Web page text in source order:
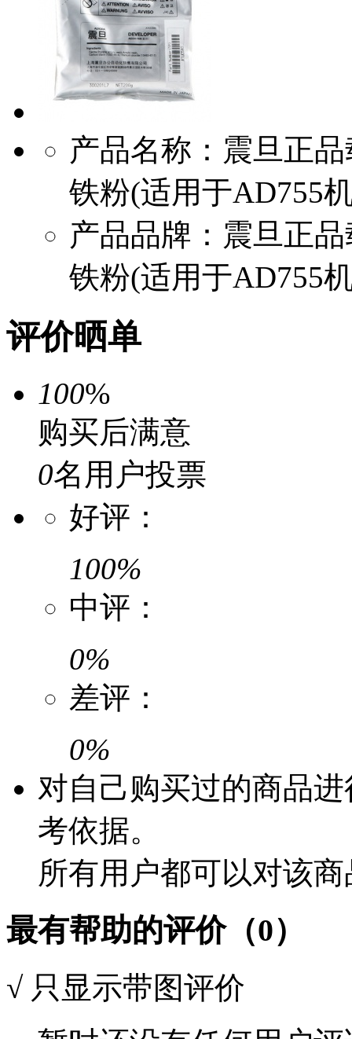
产品名称：震旦正
铁粉(适用于AD755
产品品牌：震旦正
铁粉(适用于AD755
评价晒单
100%
购买后满意
0名用户投票
好评：
100%
中评：
0%
差评：
0%
对自己购买过的商品
考依据。
所有用户都可以对该
最有帮助的评价（0）
√ 只显示带图评价